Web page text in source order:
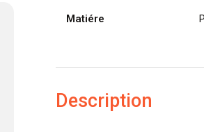
Matiére
Description